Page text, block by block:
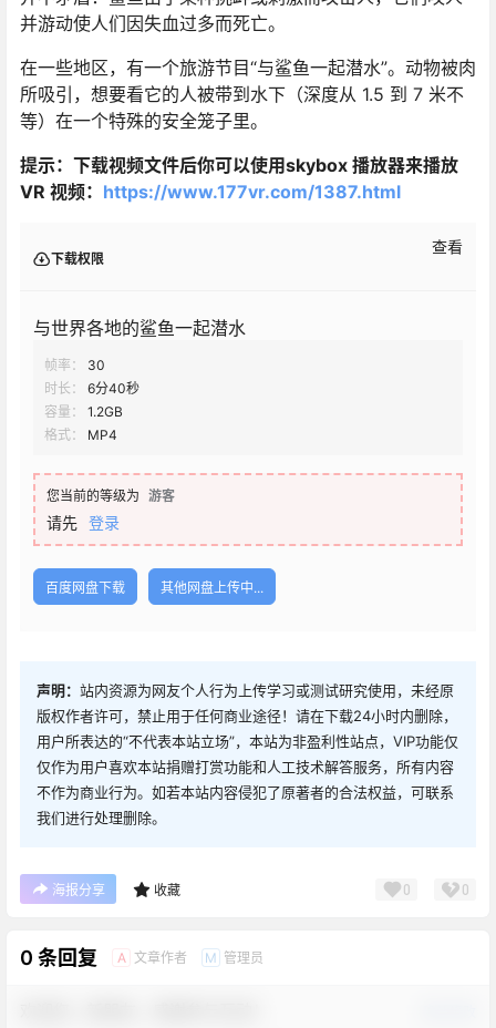
并游动使人们因失血过多而死亡。
在一些地区，有一个旅游节目“与鲨鱼一起潜水”。动物被肉
所吸引，想要看它的人被带到水下（深度从 1.5 到 7 米不
等）在一个特殊的安全笼子里。
提示：下载视频文件后你可以使用skybox 播放器来播放
VR 视频： https://www.177vr.com/1387.html
下载权限
查看
与世界各地的鲨鱼一起潜水
帧率：
30
时长：
6分40秒
容量：
1.2GB
格式：
MP4
您当前的等级为 游客
请先 登录
百度网盘下载 其他网盘上传中...
声明： 站内资源为网友个人行为上传学习或测试研究使用，未经原
版权作者许可，禁止用于任何商业途径！请在下载24小时内删除，
用户所表达的“不代表本站立场”，本站为非盈利性站点，VIP功能仅
仅作为用户喜欢本站捐赠打赏功能和人工技术解答服务，所有内容
不作为商业行为。如若本站内容侵犯了原著者的合法权益，可联系
我们进行处理删除。
海报分享 收藏 0 0
0 条回复 A 文章作者 M 管理员